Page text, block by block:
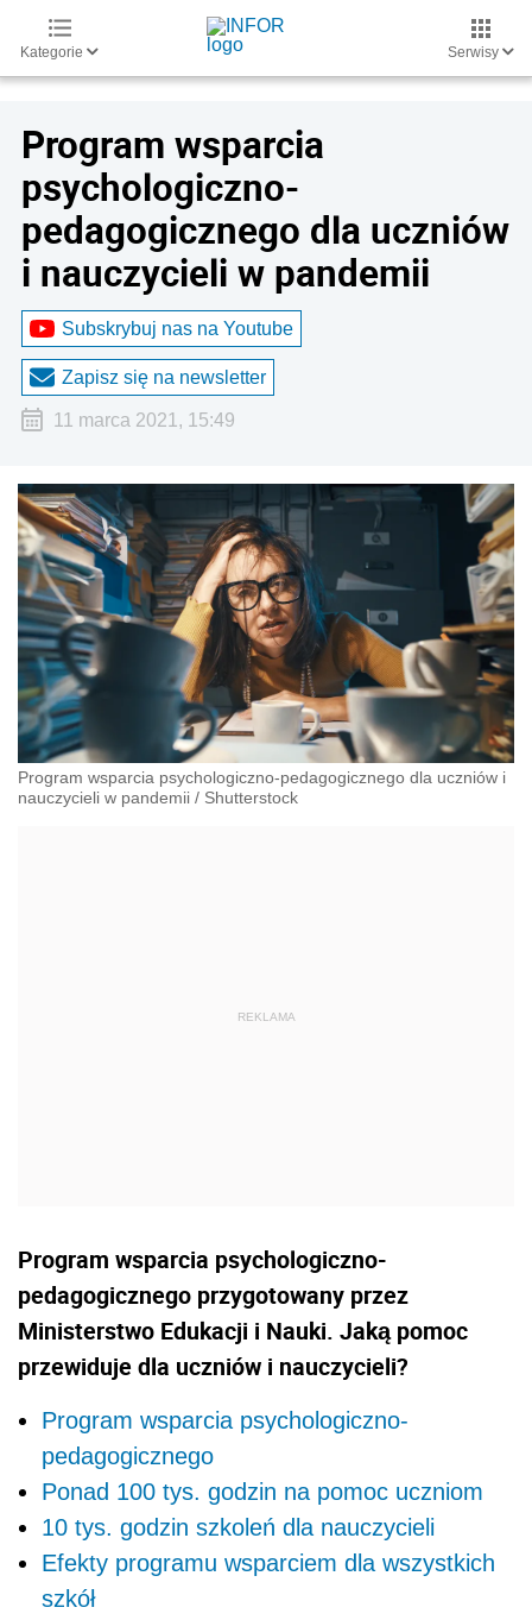
Kategorie Serwisy
Program wsparcia
psychologiczno-
pedagogicznego dla uczniów
i nauczycieli w pandemii
Subskrybuj nas na Youtube
Zapisz się na newsletter
11 marca 2021, 15:49
Program wsparcia psychologiczno-pedagogicznego dla uczniów i
nauczycieli w pandemii / Shutterstock
Program wsparcia psychologiczno-
pedagogicznego przygotowany przez
Ministerstwo Edukacji i Nauki. Jaką pomoc
przewiduje dla uczniów i nauczycieli?
Program wsparcia psychologiczno-
pedagogicznego
Ponad 100 tys. godzin na pomoc uczniom
10 tys. godzin szkoleń dla nauczycieli
Efekty programu wsparciem dla wszystkich
szkół